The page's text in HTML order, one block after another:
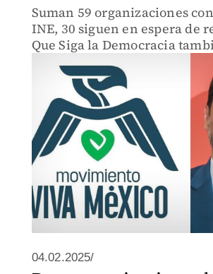
Suman 59 organizaciones
INE, 30 siguen en espera de
Que Siga la Democracia
04.02.2025/